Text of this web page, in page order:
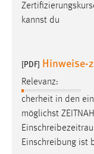
kannst du
[PDF] Hinweise-
Relevanz:
cherheit in den
möglichst
Einschreibung ist